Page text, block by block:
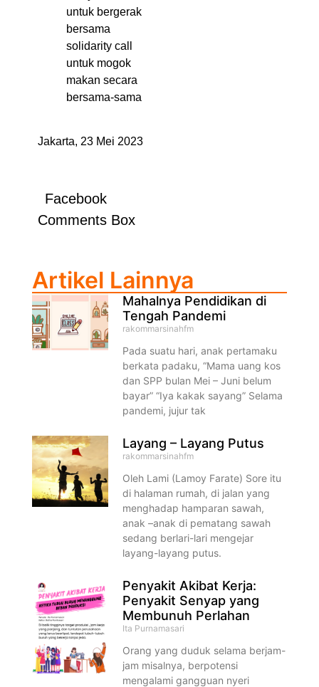
untuk bergerak
bersama
solidarity call
untuk mogok
makan secara
bersama-sama
Jakarta, 23 Mei 2023
Facebook
Comments Box
Artikel Lainnya
Mahalnya Pendidikan di
Tengah Pandemi
rakommarsinahfm
Pada suatu hari, anak pertamaku
berkata padaku, “Mama uang kos
dan SPP bulan Mei – Juni belum
bayar” “Iya kakak sayang” Selama
pandemi, jujur tak
Layang – Layang Putus
rakommarsinahfm
Oleh Lami (Lamoy Farate) Sore itu
di halaman rumah, di jalan yang
menghadap hamparan sawah,
anak –anak di pematang sawah
sedang berlari-lari mengejar
layang-layang putus.
Penyakit Akibat Kerja:
Penyakit Senyap yang
Membunuh Perlahan
Ita Purnamasari
Orang yang duduk selama berjam-
jam misalnya, berpotensi
mengalami gangguan nyeri